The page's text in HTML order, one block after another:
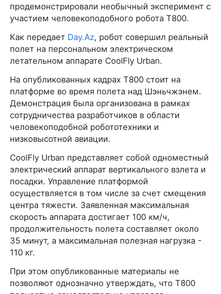
продемонстрировали необычный эксперимент с
участием человекоподобного робота T800.
Как передает Day.Az, робот совершил реальный
полет на персональном электрическом
летательном аппарате CoolFly Urban.
На опубликованных кадрах T800 стоит на
платформе во время полета над Шэньчжэнем.
Демонстрация была организована в рамках
сотрудничества разработчиков в области
человекоподобной робототехники и
низковысотной авиации.
CoolFly Urban представляет собой одноместный
электрический аппарат вертикального взлета и
посадки. Управление платформой
осуществляется в том числе за счет смещения
центра тяжести. Заявленная максимальная
скорость аппарата достигает 100 км/ч,
продолжительность полета составляет около
35 минут, а максимальная полезная нагрузка -
110 кг.
При этом опубликованные материалы не
позволяют однозначно утверждать, что T800